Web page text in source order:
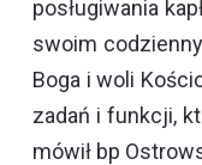
posługiwania
swoim
Boga i woli
zadań i funkcji,
mówił bp